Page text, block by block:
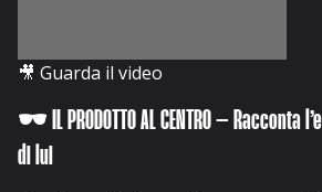
🎥 Guarda il video
🕶️ IL PRODOTTO AL CENTRO – Racconta
di lui